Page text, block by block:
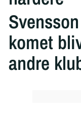
komet
andre